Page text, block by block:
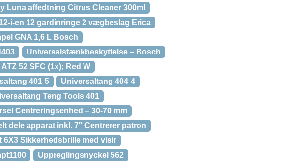
Luna affedtning Citrus Cleaner 300ml
i-en 12 gardinringe 2 vægbeslag Erica
GNA 1,6 L Bosch
Universalstænkbeskyttelse – Bosch
52 SFC (1x); Red W
401-5
Universaltang 404-4
Teng Tools 401
Centreringsenhed – 30-70 mm
dele apparat inkl. 7″ Centrerer patron
6X3 Sikkerhedsbrille med visir
Uppreglingsnyckel 562